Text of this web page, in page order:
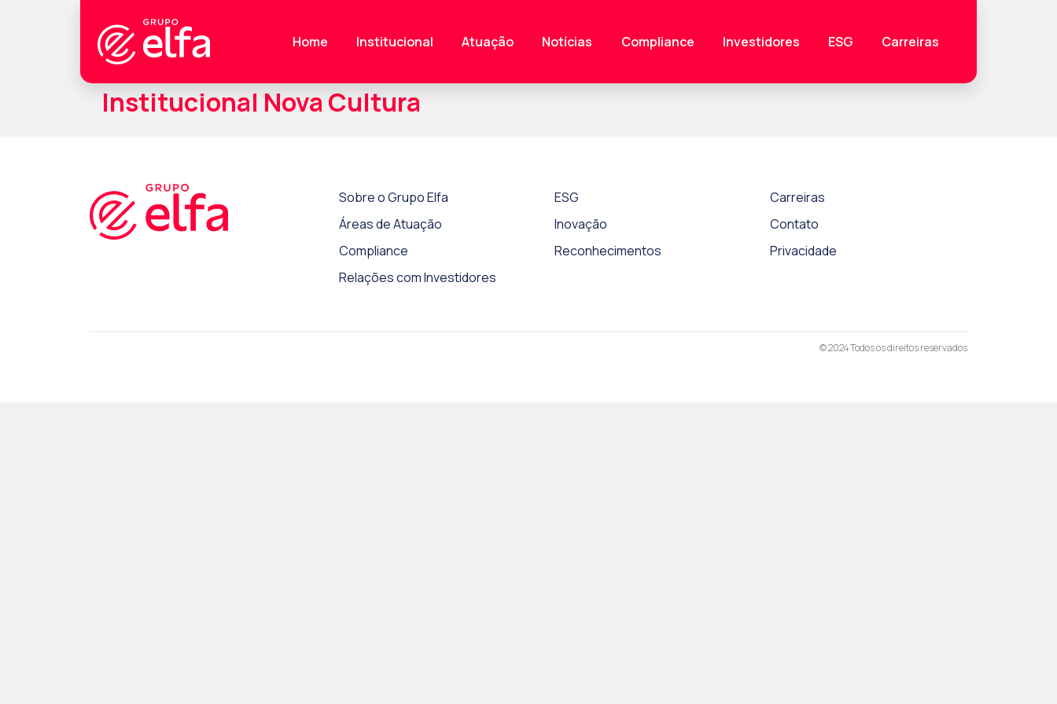
Home Institucional Atuação Notícias Compliance Investidores ESG Carreiras
Institucional Nova Cultura
Sobre o Grupo Elfa
Áreas de Atuação
Compliance
Relações com Investidores
ESG
Inovação
Reconhecimentos
Carreiras
Contato
Privacidade
© 2024Todos os direitos reservados